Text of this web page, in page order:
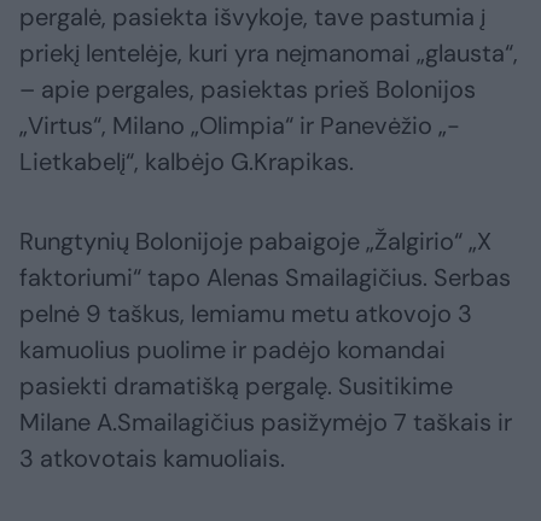
pergalė, pasiekta išvykoje, tave pastumia į
priekį lentelėje, kuri yra neįmanomai „glausta“,
– apie pergales, pasiektas prieš Bolonijos
„Virtus“, Milano „Olimpia“ ir Panevėžio „-
Lietkabelį“, kalbėjo G.Krapikas.
Rungtynių Bolonijoje pabaigoje „Žalgirio“ „X
faktoriumi“ tapo Alenas Smailagičius. Serbas
pelnė 9 taškus, lemiamu metu atkovojo 3
kamuolius puolime ir padėjo komandai
pasiekti dramatišką pergalę. Susitikime
Milane A.Smailagičius pasižymėjo 7 taškais ir
3 atkovotais kamuoliais.